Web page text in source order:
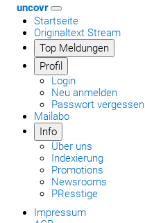
uncovr
Startseite
Originaltext Stream
Top Meldungen
Profil
Login
Neu anmelden
Passwort vergessen
Mailabo
Info
Über uns
Indexierung
Promotions
Newsrooms
PResstige
Impressum